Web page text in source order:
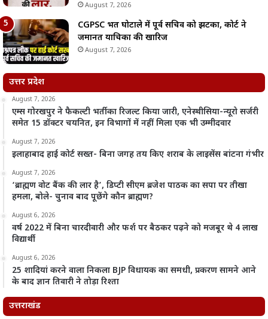
August 7, 2026
CGPSC भर्ती घोटाले में पूर्व सचिव को झटका, कोर्ट ने
जमानत याचिका की खारिज
August 7, 2026
उत्तर प्रदेश
August 7, 2026
एम्स गोरखपुर ने फैकल्टी भर्ती का रिजल्ट किया जारी, एनेस्थीसिया-न्यूरो सर्जरी
समेत 15 डॉक्टर चयनित, इन विभागों में नहीं मिला एक भी उम्मीदवार
August 7, 2026
इलाहाबाद हाई कोर्ट सख्त- बिना जगह तय किए शराब के लाइसेंस बांटना गंभीर
August 7, 2026
‘ब्राह्मण वोट बैंक की लार है’, डिप्टी सीएम ब्रजेश पाठक का सपा पर तीखा
हमला, बोले- चुनाव बाद पूछेंगे कौन ब्राह्मण?
August 6, 2026
वर्ष 2022 में बिना चारदीवारी और फर्श पर बैठकर पढ़ने को मजबूर थे 4 लाख
विद्यार्थी
August 6, 2026
25 शादियां करने वाला निकला BJP विधायक का समधी, प्रकरण सामने आने
के बाद ज्ञान तिवारी ने तोड़ा रिश्ता
उत्तराखंड